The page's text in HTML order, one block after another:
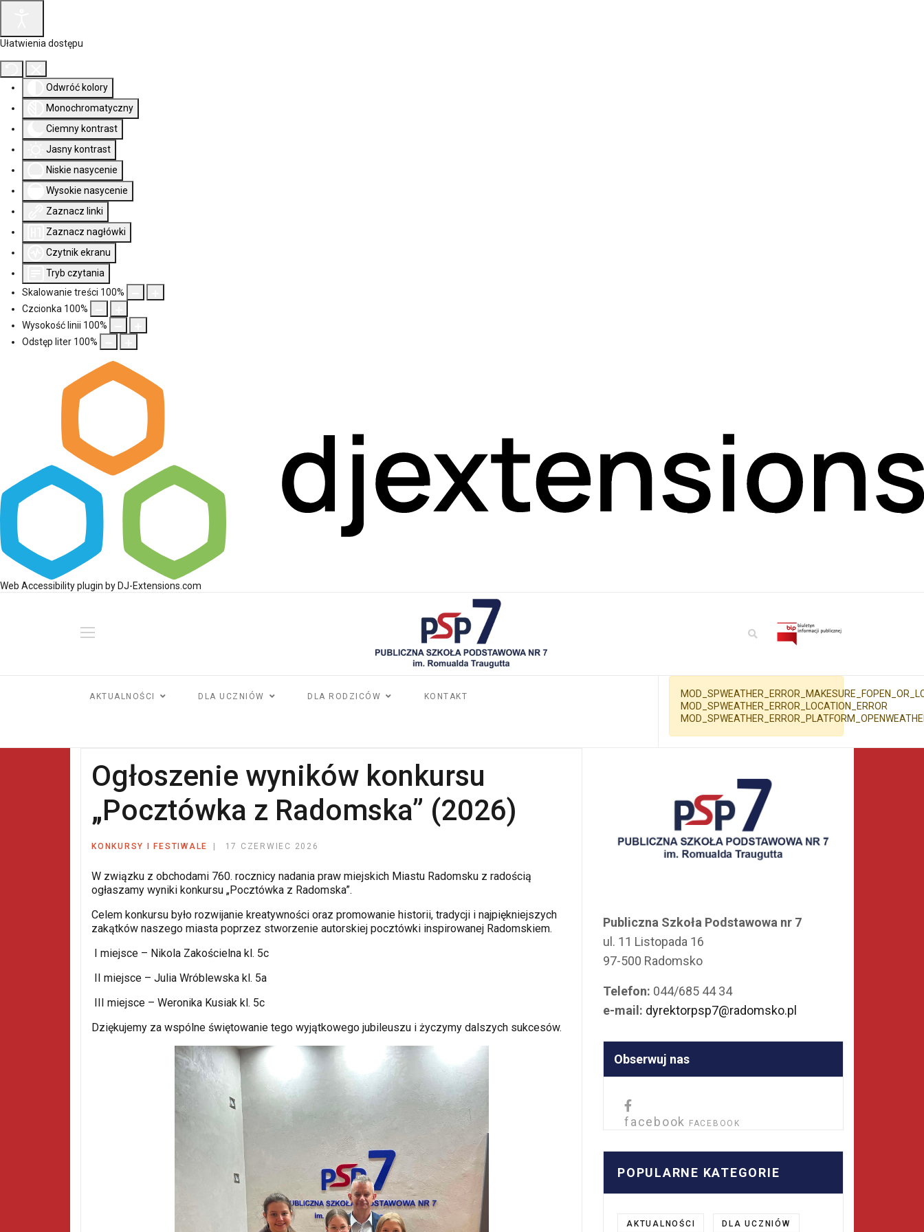
Ułatwienia dostępu
Odwróć kolory
Monochromatyczny
Ciemny kontrast
Jasny kontrast
Niskie nasycenie
Wysokie nasycenie
Zaznacz linki
Zaznacz nagłówki
Czytnik ekranu
Tryb czytania
Skalowanie treści 100%
Czcionka 100%
Wysokość linii 100%
Odstęp liter 100%
Web Accessibility plugin by DJ-Extensions.com
AKTUALNOŚCI DLA UCZNIÓW DLA RODZICÓW KONTAKT
MOD_SPWEATHER_ERROR_LOCATION_ERROR
Ogłoszenie wyników konkursu
„Pocztówka z Radomska” (2026)
KONKURSY I FESTIWALE 17 CZERWIEC 2026
W związku z obchodami 760. rocznicy nadania praw miejskich Miastu Radomsku z radością
ogłaszamy wyniki konkursu „Pocztówka z Radomska”.
Celem konkursu było rozwijanie kreatywności oraz promowanie historii, tradycji i najpiękniejszych
zakątków naszego miasta poprzez stworzenie autorskiej pocztówki inspirowanej Radomskiem.
I miejsce – Nikola Zakościelna kl. 5c
II miejsce – Julia Wróblewska kl. 5a
III miejsce – Weronika Kusiak kl. 5c
Dziękujemy za wspólne świętowanie tego wyjątkowego jubileuszu i życzymy dalszych sukcesów.
Publiczna Szkoła Podstawowa nr 7
ul. 11 Listopada 16
97-500 Radomsko
Telefon: 044/685 44 34
e-mail: dyrektorpsp7@radomsko.pl
Obserwuj nas
facebook FACEBOOK
POPULARNE KATEGORIE
AKTUALNOŚCI DLA UCZNIÓW